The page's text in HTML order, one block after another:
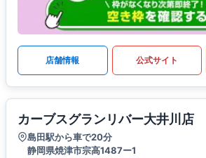
店舗情報 公式サイト
カーブスグランリバー大井川店
島田駅から車で20分
静岡県焼津市宗高1487ー1